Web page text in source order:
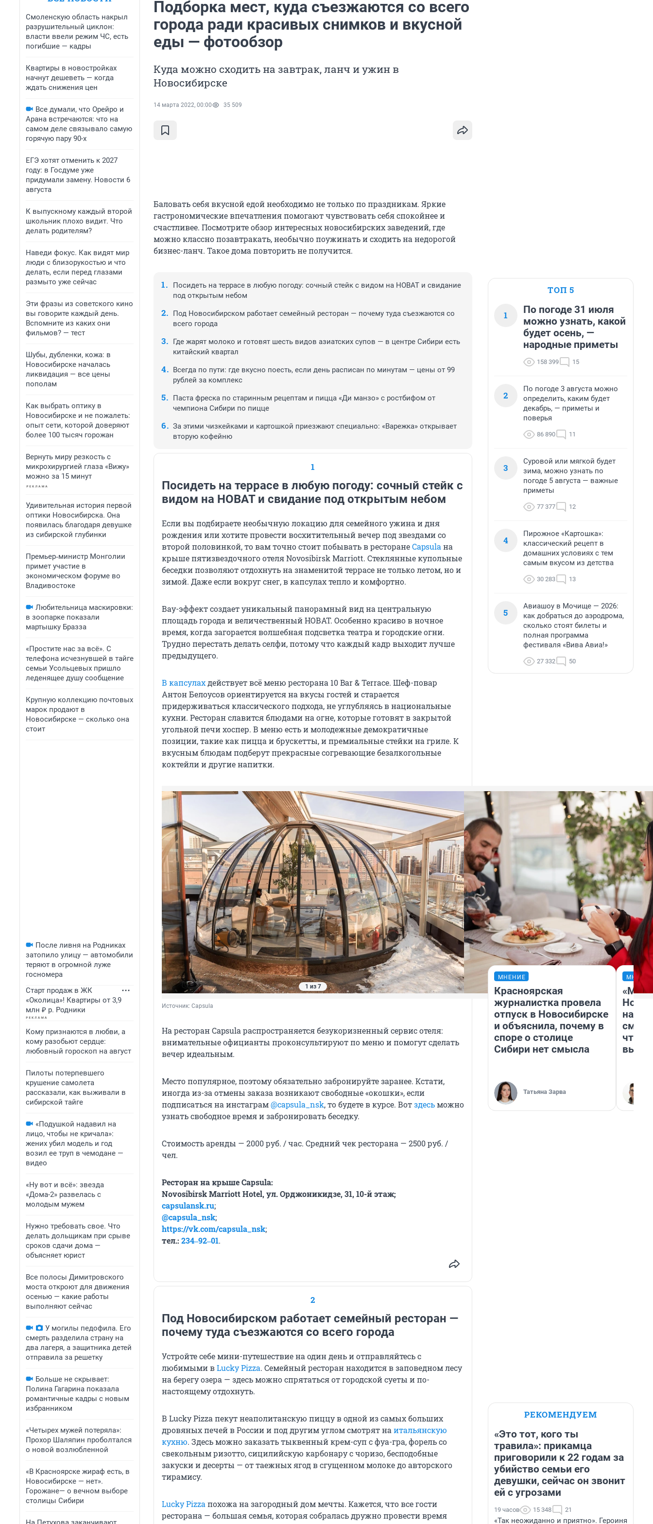
Смоленскую область накрыл
разрушительный циклон:
власти ввели режим ЧС, есть
погибшие — кадры
Квартиры в новостройках
начнут дешеветь — когда
ждать снижения цен
Все думали, что Орейро и
Арана встречаются: что на
самом деле связывало самую
горячую пару 90-х
ЕГЭ хотят отменить к 2027
году: в Госдуме уже
придумали замену. Новости 6
августа
К выпускному каждый второй
школьник плохо видит. Что
делать родителям?
Наведи фокус. Как видят мир
люди с близорукостью и что
делать, если перед глазами
размыто уже сейчас
Эти фразы из советского кино
вы говорите каждый день.
Вспомните из каких они
фильмов? — тест
Шубы, дубленки, кожа: в
Новосибирске началась
ликвидация — все цены
пополам
Как выбрать оптику в
Новосибирске и не пожалеть:
опыт сети, которой доверяют
более 100 тысяч горожан
Вернуть миру резкость с
микрохирургией глаза «Вижу»
можно за 15 минут
Удивительная история первой
оптики Новосибирска. Она
появилась благодаря девушке
из сибирской глубинки
Премьер‑министр Монголии
примет участие в
экономическом форуме во
Владивостоке
Любительница маскировки:
в зоопарке показали
мартышку Бразза
«Простите нас за всё». С
телефона исчезнувшей в тайге
семьи Усольцевых пришло
леденящее душу сообщение
Крупную коллекцию почтовых
марок продают в
Новосибирске — сколько она
стоит
После ливня на Родниках
затопило улицу — автомобили
теряют в огромной луже
госномера
Старт продаж в ЖК
«Околица»! Квартиры от 3,9
млн ₽ р. Родники
Кому признаются в любви, а
кому разобьют сердце:
любовный гороскоп на август
Пилоты потерпевшего
крушение самолета
рассказали, как выживали в
сибирской тайге
«Подушкой надавил на
лицо, чтобы не кричала»:
жених убил модель и год
возил ее труп в чемодане —
видео
«Ну вот и всё»: звезда
«Дома-2» развелась с
молодым мужем
Нужно требовать свое. Что
делать дольщикам при срыве
сроков сдачи дома —
объясняет юрист
Все полосы Димитровского
моста откроют для движения
осенью — какие работы
выполняют сейчас
У могилы педофила. Его
смерть разделила страну на
два лагеря, а защитника детей
отправила за решетку
Больше не скрывает:
Полина Гагарина показала
романтичные кадры с новым
избранником
«Четырех мужей потеряла»:
Прохор Шаляпин проболтался
о новой возлюбленной
«В Красноярске жираф есть, в
Новосибирске — нет».
Горожане— о вечном выборе
столицы Сибири
Подборка мест, куда съезжаются со всего
города ради красивых снимков и вкусной
еды — фотообзор
Куда можно сходить на завтрак, ланч и ужин в
Новосибирске
14 марта 2022, 00:00 35 509
Баловать себя вкусной едой необходимо не только по праздникам. Яркие
гастрономические впечатления помогают чувствовать себя спокойнее и
счастливее. Посмотрите обзор интересных новосибирских заведений, где
можно классно позавтракать, необычно поужинать и сходить на недорогой
бизнес-ланч. Такое дома повторить не получится.
Посидеть на террасе в любую погоду: сочный стейк с видом на НОВАТ и свидание
под открытым небом
Под Новосибирском работает семейный ресторан — почему туда съезжаются со
всего города
Где жарят молоко и готовят шесть видов азиатских супов — в центре Сибири есть
китайский квартал
Всегда по пути: где вкусно поесть, если день расписан по минутам — цены от 99
рублей за комплекс
Паста фреска по старинным рецептам и пицца «Ди манзо» с ростбифом от
чемпиона Сибири по пицце
За этими чизкейками и картошкой приезжают специально: «Варежка» открывает
вторую кофейню
1
Посидеть на террасе в любую погоду: сочный стейк с
видом на НОВАТ и свидание под открытым небом
Если вы подбираете необычную локацию для семейного ужина и дня
рождения или хотите провести восхитительный вечер под звездами со
второй половинкой, то вам точно стоит побывать в ресторанеCapsula на
крыше пятизвездочного отеля Novosibirsk Marriott. Стеклянные купольные
беседки позволяют отдохнуть на знаменитой террасе не только летом, но и
зимой. Даже если вокруг снег, в капсулах тепло и комфортно.
Вау-эффект создает уникальный панорамный вид на центральную
площадь города и величественный НОВАТ. Особенно красиво в ночное
время, когда загорается волшебная подсветка театра и городские огни.
Трудно перестать делать селфи, потому что каждый кадр выходит лучше
предыдущего.
В капсулахдействует всё меню ресторана 10 Bar & Terrace. Шеф-повар
Антон Белоусов ориентируется на вкусы гостей и старается
придерживаться классического подхода, не углубляясь в национальные
кухни. Ресторан славится блюдами на огне, которые готовят в закрытой
угольной печи хоспер. В меню есть и молодежные демократичные
позиции, такие как пицца и брускетты, и премиальные стейки на гриле. К
вкусным блюдам подберут прекрасные согревающие безалкогольные
коктейли и другие напитки.
1 из 7
Источник: Capsula
На ресторан Capsula распространяется безукоризненный сервис отеля:
внимательные официанты проконсультируют по меню и помогут сделать
вечер идеальным.
Место популярное, поэтому обязательно забронируйте заранее. Кстати,
иногда из-за отмены заказа возникают свободные «окошки», если
подписаться на инстаграм@capsula_nsk, то будете в курсе. Вотздесьможно
узнать свободное время и забронировать беседку.
Стоимость аренды — 2000 руб. / час. Средний чек ресторана — 2500 руб. /
чел.
Ресторан на крышеCapsula:
NovosibirskMarriottHotel, ул. Орджоникидзе, 31, 10-й этаж;
capsulansk.ru;
@capsula_ nsk;
https://vk.com/capsula_nsk;
тел.: 234‒92‒01.
2
Под Новосибирском работает семейный ресторан —
почему туда съезжаются со всего города
Устройте себе мини-путешествие на один день и отправляйтесь с
любимыми вLucky Pizza. Семейный ресторан находится в заповедном лесу
на берегу озера — здесь можно спрятаться от городской суеты и по-
настоящему отдохнуть.
В Lucky Pizza пекут неаполитанскую пиццу в одной из самых больших
дровяных печей в России и под другим углом смотрят на итальянскую
кухню. Здесь можно заказать тыквенный крем-суп с фуа-гра, форель со
свекольным ризотто, сицилийскую карбонару с чоризо, бесподобные
закуски и десерты — от таежных ягод в сгущенном молоке до авторского
тирамису.
Lucky Pizza похожа на загородный дом мечты. Кажется, что все гости
ресторана — большая семья, которая собралась дружно провести время
ТОП 5
1
По погоде 31 июля
можно узнать, какой
будет осень, —
народные приметы
158 399 15
2
По погоде 3 августа можно
определить, каким будет
декабрь, — приметы и
поверья
86 890 11
3
Суровой или мягкой будет
зима, можно узнать по
погоде 5 августа — важные
приметы
77 377 12
4
Пирожное «Картошка»:
классический рецепт в
домашних условиях с тем
самым вкусом из детства
30 283 13
5
Авиашоу в Мочище — 2026:
как добраться до аэродрома,
сколько стоят билеты и
полная программа
фестиваля «Вива Авиа!»
27 332 50
МНЕНИЕ
Красноярская
журналистка провела
отпуск в Новосибирске
и объяснила, почему в
споре о столице
Сибири нет смысла
Татьяна Зарва
«Мы
РЕКОМЕНДУЕМ
«Это тот, кого ты
травила»: прикамца
приговорили к 22 годам за
убийство семьи его
девушки, сейчас он звонит
ей с угрозами
19 часов 15 348 21
«Так неожиданно и приятно». Героиня